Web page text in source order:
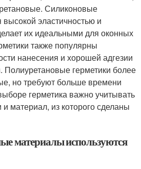
Силиконовые
высокой эластичностью и
их идеальными для оконных
также популярны
нанесения и хорошей адгезии
герметики более
но требуют больше времени
герметика важно учитывать
и материал, из которого сделаны
материалы используются